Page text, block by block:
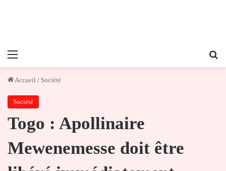
Menu
Accueil / Société
Société
Togo : Apollinaire
Mewenemesse doit être